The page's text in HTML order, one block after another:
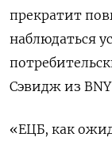
прекратит
наблюдаться
Сэвидж из
«ЕЦБ, как